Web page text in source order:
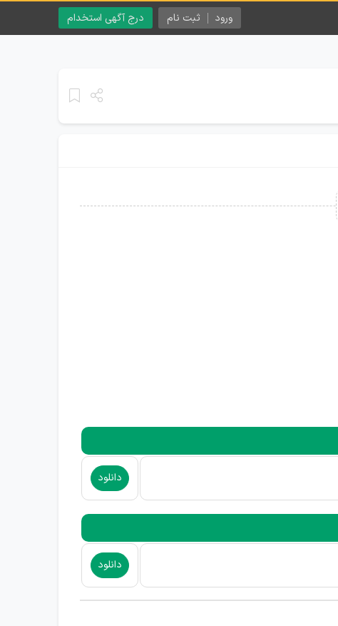
درج آگهی استخدام ورود ثبت نام
دانلود
دانلود